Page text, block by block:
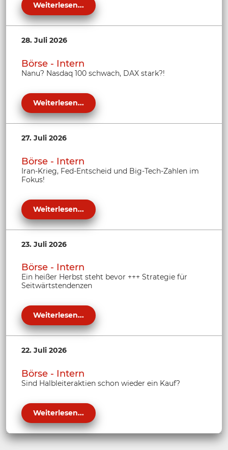
Weiterlesen...
28. Juli 2026
Börse - Intern
Nanu? Nasdaq 100 schwach, DAX stark?!
Weiterlesen...
27. Juli 2026
Börse - Intern
Iran-Krieg, Fed-Entscheid und Big-Tech-Zahlen im
Fokus!
Weiterlesen...
23. Juli 2026
Börse - Intern
Ein heißer Herbst steht bevor +++ Strategie für
Seitwärtstendenzen
Weiterlesen...
22. Juli 2026
Börse - Intern
Sind Halbleiteraktien schon wieder ein Kauf?
Weiterlesen...